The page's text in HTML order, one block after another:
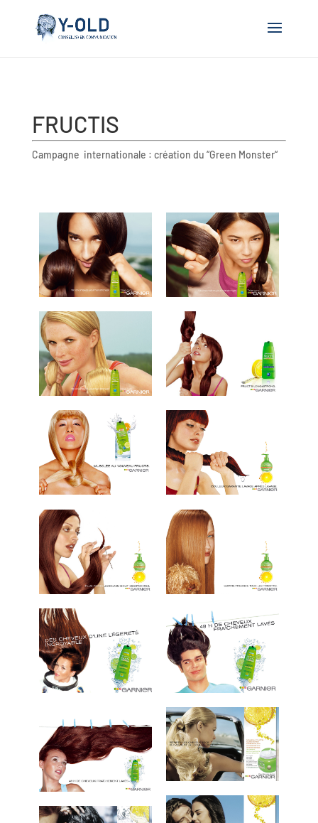
FRUCTIS
Campagne internationale : création du “Green Monster“